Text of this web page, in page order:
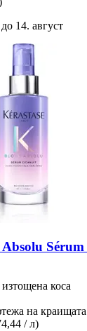
14. август
коса
на краищата
/ л)